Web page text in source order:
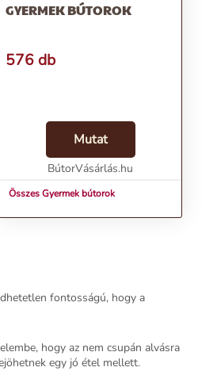
GYERMEK BÚTOROK
576 db
Mutat
BútorVásárlás.hu
Összes Gyermek bútorok
fontosságú, hogy a
hogy az nem csupán alvásra
egy jó étel mellett.